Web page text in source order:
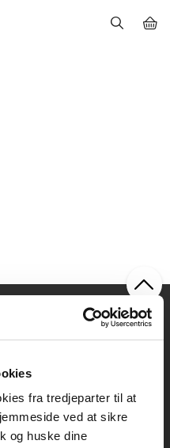
fra tredjeparter til at
ved at sikre
og huske dine